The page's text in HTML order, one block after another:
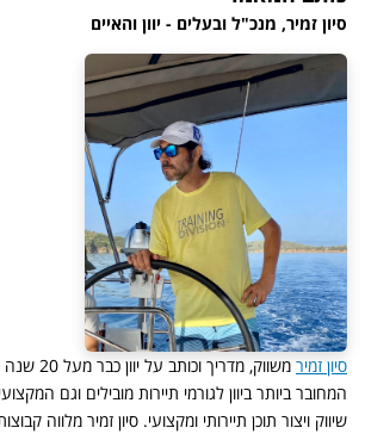
סיון זמיר, מנכ"ל ובעלים - יוון והאיים
סיון זמיר
משווק, מדריך
המחובר ביותר ביוון לגורמי תיירות מובילים וגם
שיווק ויצור תוכן תיירותי ומקצועי. סיון זמיר מלווה